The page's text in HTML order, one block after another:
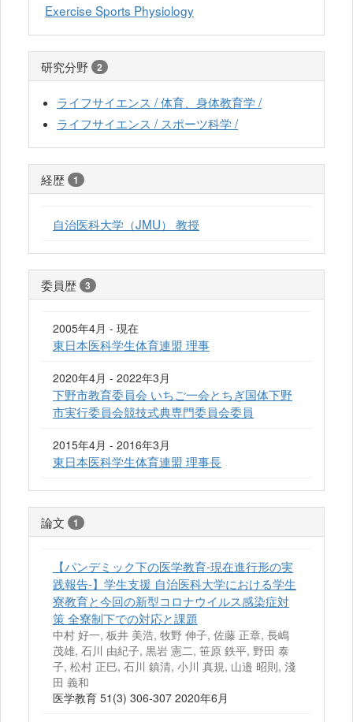
Exercise Sports Physiology
研究分野 2
ライフサイエンス / 体育、身体教育学 /
ライフサイエンス / スポーツ科学 /
経歴 1
自治医科大学（JMU） 教授
委員歴 3
2005年4月 - 現在
東日本医科学生体育連盟 理事
2020年4月 - 2022年3月
下野市教育委員会 いちご一会とちぎ国体下野
市実行委員会競技式典専門委員会委員
2015年4月 - 2016年3月
東日本医科学生体育連盟 理事長
論文 1
【パンデミック下の医学教育-現在進行形の実
践報告-】学生支援 自治医科大学における学生
寮教育と今回の新型コロナウイルス感染症対
策 全寮制下での対応と課題
中村 好一, 板井 美浩, 牧野 伸子, 佐藤 正章, 長嶋
茂雄, 石川 由紀子, 黒岩 憲二, 笹原 鉄平, 野田 泰
子, 松村 正巳, 石川 鎮清, 小川 真規, 山邉 昭則, 淺
田 義和
医学教育 51(3) 306-307 2020年6月